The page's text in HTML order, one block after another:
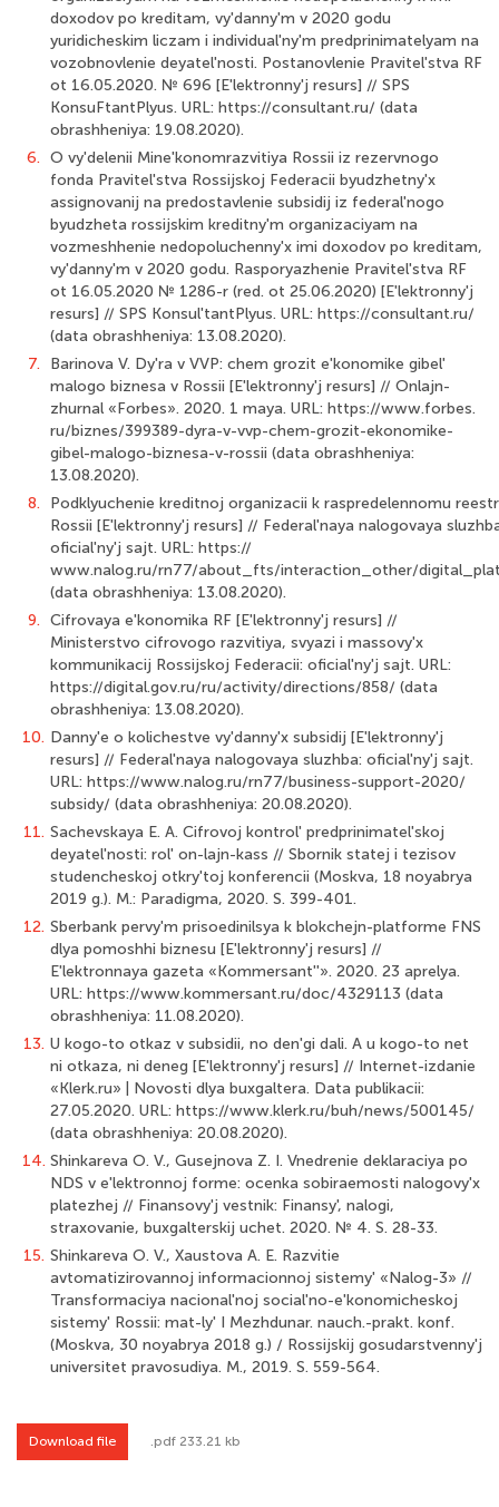
doxodov po kreditam, vy'danny'm v 2020 godu
yuridicheskim liczam i individual'ny'm predprinimatelyam na
vozobnovlenie deyatel'nosti. Postanovlenie Pravitel'stva RF
ot 16.05.2020. № 696 [E'lektronny'j resurs] // SPS
KonsuFtantPlyus. URL: https://consultant.ru/ (data
obrashheniya: 19.08.2020).
6. O vy'delenii Mine'konomrazvitiya Rossii iz rezervnogo
fonda Pravitel'stva Ros­sijskoj Federacii byudzhetny'x
assignovanij na predostavlenie subsidij iz federal'nogo
byudzheta rossijskim kreditny'm organizaciyam na
vozmeshhenie nedopoluchenny'x imi doxodov po kreditam,
vy'danny'm v 2020 godu. Rasporyazhenie Pravitel'stva RF
ot 16.05.2020 № 1286-r (red. ot 25.06.2020) [E'lektronny'j
resurs] // SPS Konsul'tantPlyus. URL: https://consultant.ru/
(data obrashheniya: 13.08.2020).
7.
Barinova V. Dy'ra v VVP: chem grozit e'konomike gibel'
malogo biznesa v Rossii [E'lektronny'j resurs] // Onlajn-
zhurnal «Forbes». 2020. 1 maya. URL: https://www.forbes.
ru/biznes/399389-dyra-v-vvp-chem-grozit-ekonomike-
gibel-malogo-biznesa-v-rossii (data obrashheniya:
13.08.2020).
8.
Podklyuchenie kreditnoj organizacii k raspredelennomu
Rossii [E'lektronny'j resurs] // Federal'naya nalogovaya
oficial'ny'j sajt. URL: https://
www.nalog.ru/rn77/about_fts/interaction_other/
(data obrashheniya: 13.08.2020).
9. Cifrovaya e'konomika RF [E'lektronny'j resurs] //
Ministerstvo cifrovogo razvitiya, svyazi i massovy'x
kommunikacij Rossijskoj Federacii: oficial'ny'j sajt. URL:
https://digital.gov.ru/ru/activity/directions/858/ (data
obrashheniya: 13.08.2020).
10. Danny'e o kolichestve vy'danny'x subsidij [E'lektronny'j
resurs] // Federal'naya na­logovaya sluzhba: oficial'ny'j sajt.
URL: https://www.nalog.ru/rn77/business-support-2020/
subsidy/ (data obrashheniya: 20.08.2020).
11. Sachevskaya E. A. Cifrovoj kontrol' predprinimatel'skoj
deyatel'nosti: rol' on-lajn-kass // Sbornik statej i tezisov
studencheskoj otkry'toj konferencii (Moskva, 18 noyabrya
2019 g.). M.: Paradigma, 2020. S. 399-401.
12. Sberbank pervy'm prisoedinilsya k blokchejn-platforme FNS
dlya pomoshhi biznesu [E'lektronny'j resurs] //
E'lektronnaya gazeta «Kommersant''». 2020. 23 aprelya.
URL: https://www.kommersant.ru/doc/4329113 (data
obrashheniya: 11.08.2020).
13. U kogo-to otkaz v subsidii, no den'gi dali. A u kogo-to net
ni otkaza, ni deneg [E'lektronny'j resurs] // Internet-izdanie
«Klerk.ru» | Novosti dlya buxgaltera. Data publikacii:
27.05.2020. URL: https://www.klerk.ru/buh/news/500145/
(data obrashheniya: 20.08.2020).
14. Shinkareva O. V., Gusejnova Z. I. Vnedrenie deklaraciya po
NDS v e'lektronnoj forme: ocenka sobiraemosti nalogovy'x
platezhej // Finansovy'j vestnik: Finansy', nalogi,
straxovanie, buxgalterskij uchet. 2020. № 4. S. 28-33.
15. Shinkareva O. V., Xaustova A. E. Razvitie
avtomatizirovannoj informacionnoj sistemy' «Nalog-3» //
Transformaciya nacional'noj social'no-e'konomicheskoj
sistemy' Rossii: mat-ly' I Mezhdunar. nauch.-prakt. konf.
(Moskva, 30 noyabrya 2018 g.) / Rossijskij gosudarstvenny'j
universitet pravosudiya. M., 2019. S. 559-564.
Download file .pdf 233.21 kb